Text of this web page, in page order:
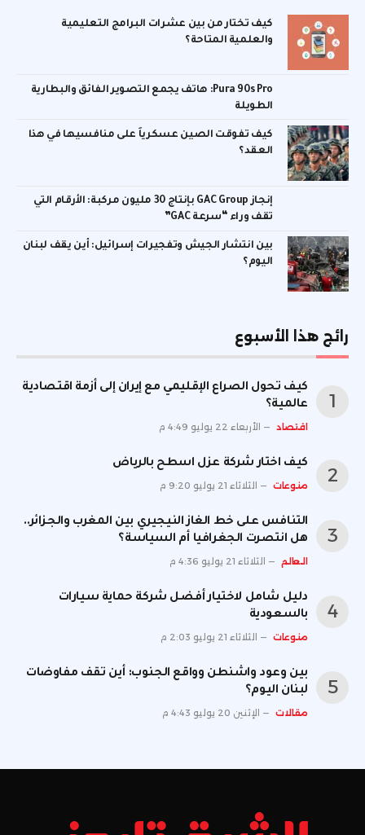
كيف تختار من بين عشرات البرامج التعليمية
والعلمية المتاحة؟
Pura 90s Pro: هاتف يجمع التصوير الفائق والبطارية
الطويلة
كيف تفوقت الصين عسكرياً على منافسيها في هذا
العقد؟
إنجاز GAC Group بإنتاج 30 مليون مركبة: الأرقام التي
تقف وراء “سرعة GAC”
بين انتشار الجيش وتفجيرات إسرائيل: أين يقف لبنان
اليوم؟
رائج هذا الأسبوع
كيف تحول الصراع الإقليمي مع إيران إلى أزمة اقتصادية
عالمية؟
اقتصاد الأربعاء 22 يوليو 4:49 م
كيف اختار شركة عزل اسطح بالرياض
منوعات الثلاثاء 21 يوليو 9:20 م
التنافس على خط الغاز النيجيري بين المغرب والجزائر..
هل انتصرت الجغرافيا أم السياسة؟
العالم الثلاثاء 21 يوليو 4:36 م
دليل شامل لاختيار أفضل شركة حماية سيارات
بالسعودية
منوعات الثلاثاء 21 يوليو 2:03 م
بين وعود واشنطن وواقع الجنوب: أين تقف مفاوضات
لبنان اليوم؟
مقالات الإثنين 20 يوليو 4:43 م